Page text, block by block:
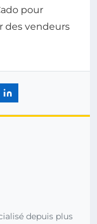
pour
des vendeurs
depuis plus